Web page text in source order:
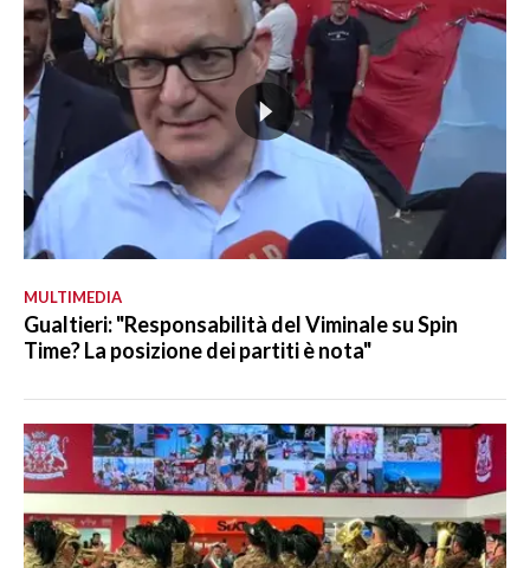
MULTIMEDIA
Gualtieri: "Responsabilità del Viminale su Spin
Time? La posizione dei partiti è nota"